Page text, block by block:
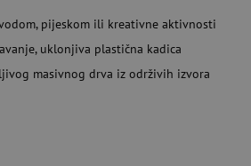
pijeskom ili kreativne aktivnosti
uklonjiva plastična kadica
masivnog drva iz održivih izvora